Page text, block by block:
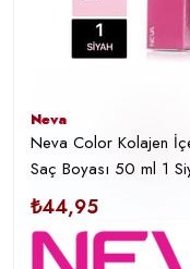
Neva
Neva Color Kolajen
Saç Boyası 50 ml 1
₺44,95